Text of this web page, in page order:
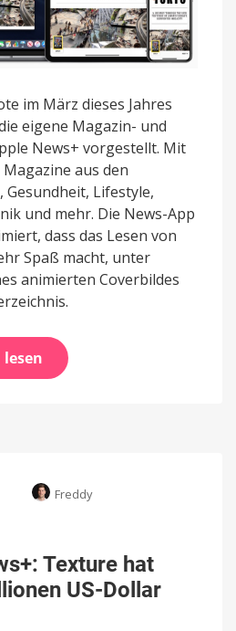
im März dieses Jahres
eigene Magazin- und
News+ vorgestellt. Mit
aus den
Gesundheit, Lifestyle,
und mehr. Die News-App
dass das Lesen von
Spaß macht, unter
animierten Coverbildes
Freddy
Texture hat
US-Dollar